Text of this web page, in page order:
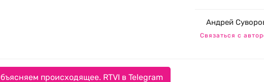
Андрей
Связаться с
происходящее. RTVI в Telegram